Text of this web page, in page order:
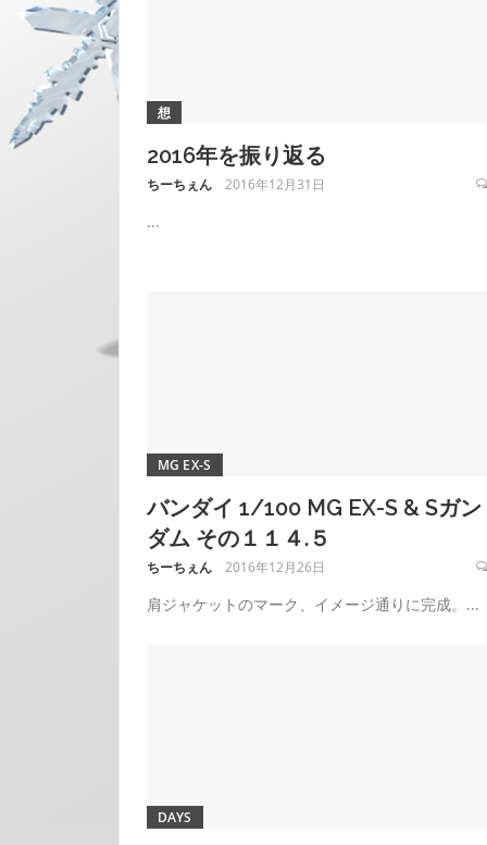
想
2016年を振り返る
ちーちぇん 2016年12月31日
...
MG EX-S
バンダイ 1/100 MG EX-S & Sガン
ダム その１１４.５
ちーちぇん 2016年12月26日
肩ジャケットのマーク、イメージ通りに完成。...
DAYS